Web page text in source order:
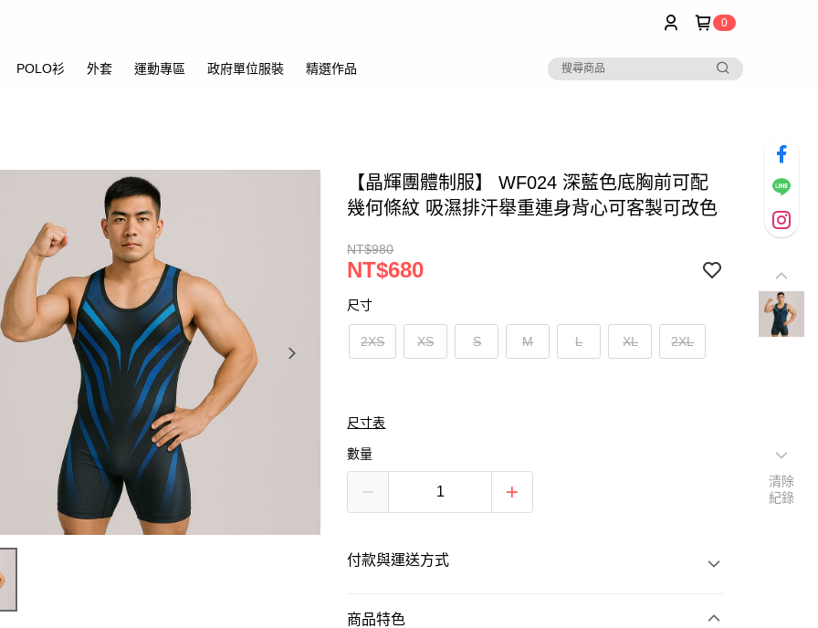
0
POLO衫 外套 運動專區 政府單位服裝 精選作品
【晶輝團體制服】 WF024 深藍色底胸前可配
幾何條紋 吸濕排汗舉重連身背心可客製可改色
NT$980
NT$680
尺寸
2XS XS S M L XL 2XL
尺寸表
數量
付款與運送方式
付款方式
商品特色
清除
紀錄